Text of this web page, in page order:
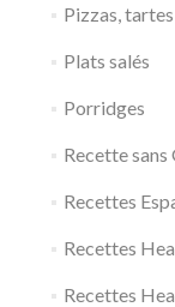
Pizzas,
Plats salés
Porridges
Recette sans
Recettes
Recettes
Recettes